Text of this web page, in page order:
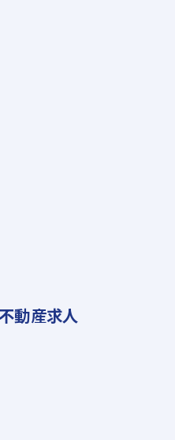
動産求人